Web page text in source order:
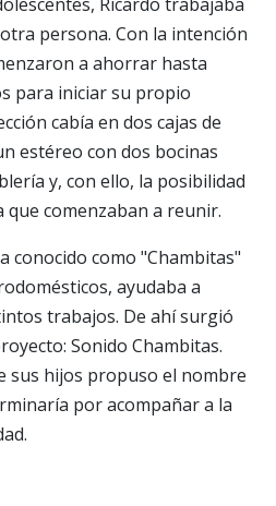
persona. Con la intención
a ahorrar hasta
para iniciar su propio
cabía en dos cajas de
estéreo con dos bocinas
y, con ello, la posibilidad
comenzaban a reunir.
conocido como "Chambitas"
ayudaba a
trabajos. De ahí surgió
Sonido Chambitas.
sus hijos propuso el nombre
por acompañar a la